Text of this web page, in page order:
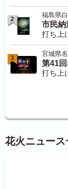
2
福島県
市民納
打ち上
3
宮城県
第41
打ち上
花火ニュース